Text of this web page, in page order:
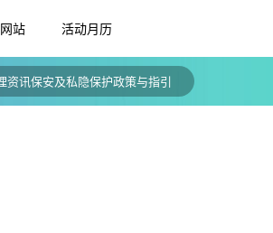
站 活动月历
资讯保安及私隐保护政策与指引